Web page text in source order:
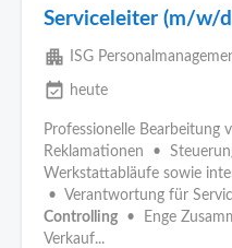
Serviceleiter (m/w/
apartment ISG
event_available heute
Professionelle Bearbeitung
Reklamationen •
Werkstattabläufe sowie
• Verantwortung für
Controlling • Enge
Verkauf...